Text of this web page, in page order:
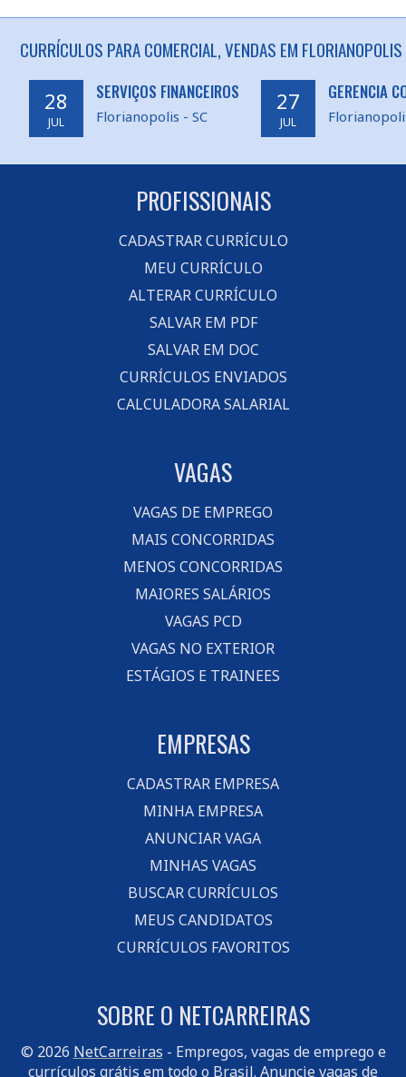
CURRÍCULOS PARA COMERCIAL, VENDAS EM FLORIANOPOLIS
28
JUL
SERVIÇOS FINANCEIROS
Florianopolis - SC
27
JUL
GERENCIA
PROFISSIONAIS
CADASTRAR CURRÍCULO
MEU CURRÍCULO
ALTERAR CURRÍCULO
SALVAR EM PDF
SALVAR EM DOC
CURRÍCULOS ENVIADOS
CALCULADORA SALARIAL
VAGAS
VAGAS DE EMPREGO
MAIS CONCORRIDAS
MENOS CONCORRIDAS
MAIORES SALÁRIOS
VAGAS PCD
VAGAS NO EXTERIOR
ESTÁGIOS E TRAINEES
EMPRESAS
CADASTRAR EMPRESA
MINHA EMPRESA
ANUNCIAR VAGA
MINHAS VAGAS
BUSCAR CURRÍCULOS
MEUS CANDIDATOS
CURRÍCULOS FAVORITOS
SOBRE O NETCARREIRAS
© 2026 NetCarreiras - Empregos, vagas de emprego e
currículos grátis em todo o Brasil. Anuncie vagas de